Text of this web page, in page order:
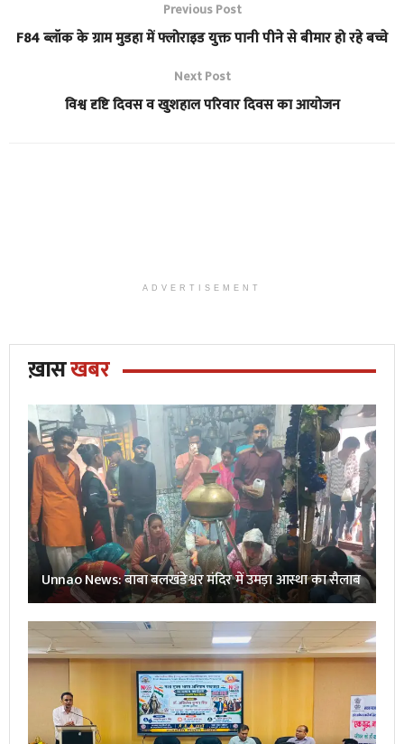
Previous Post
F84 ब्लॉक के ग्राम मुडहा में फ्लोराइड युक्त पानी पीने से बीमार हो रहे बच्चे
Next Post
विश्व दृष्टि दिवस व खुशहाल परिवार दिवस का आयोजन
ADVERTISEMENT
ख़ासखबर
Unnao News: बाबा बलखंडेश्वर मंदिर में उमड़ा आस्था का सैलाब